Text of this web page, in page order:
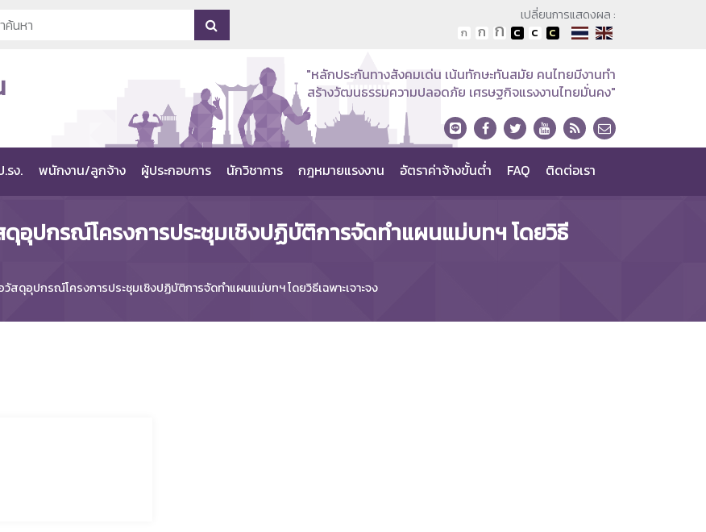
เปลี่ยนการแสดงผล :
"หลักประกันทางสังคมเด่น เน้นทักษะทันสมัย คนไทยมีงานทำ
สร้างวัฒนธรรมความปลอดภัย เศรษฐกิจแรงงานไทยมั่นคง"
รง. พนักงาน/ลูกจ้าง ผู้ประกอบการ นักวิชาการ กฎหมายแรงงาน อัตราค่าจ้างขั้นต่ำ FAQ ติดต่อเรา
ดุอุปกรณ์โครงการประชุมเชิงปฏิบัติการจัดทำแผนแม่บทฯ โดยวิธี
วัสดุอุปกรณ์โครงการประชุมเชิงปฏิบัติการจัดทำแผนแม่บทฯ โดยวิธีเฉพาะเจาะจง